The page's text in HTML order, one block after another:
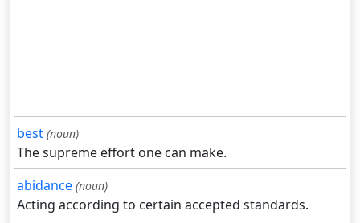
best (noun)
The supreme effort one can make.
abidance (noun)
Acting according to certain accepted standards.